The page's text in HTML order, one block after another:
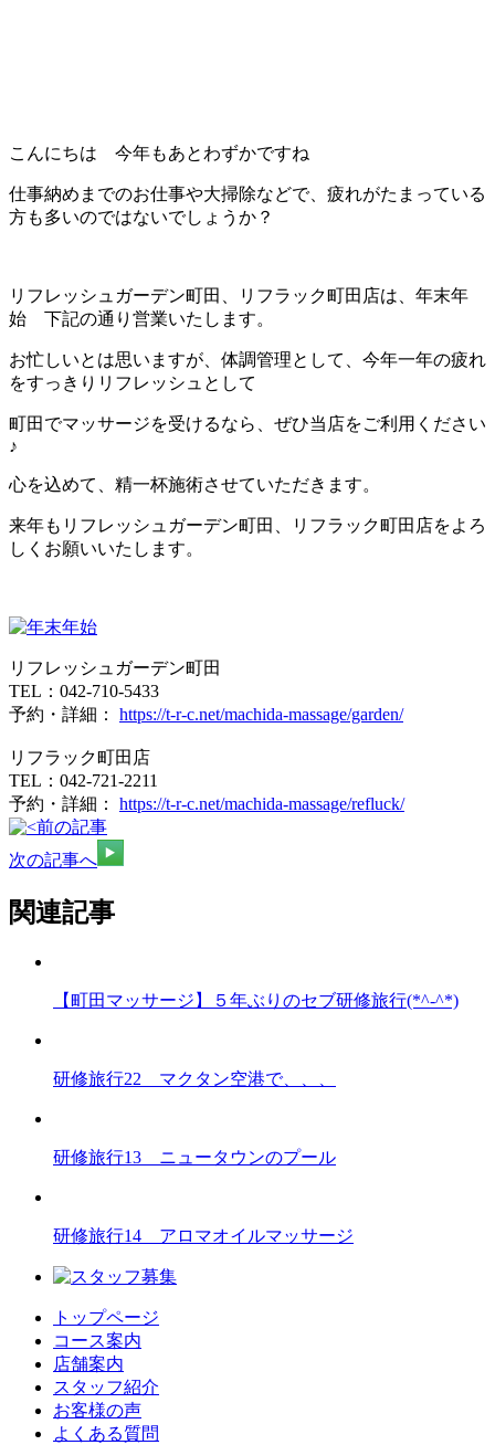
こんにちは 今年もあとわずかですね
仕事納めまでのお仕事や大掃除などで、疲れがたまっている
方も多いのではないでしょうか？
リフレッシュガーデン町田、リフラック町田店は、年末年
始 下記の通り営業いたします。
お忙しいとは思いますが、体調管理として、今年一年の疲れ
をすっきりリフレッシュとして
町田でマッサージを受けるなら、ぜひ当店をご利用ください
♪
心を込めて、精一杯施術させていただきます。
来年もリフレッシュガーデン町田、リフラック町田店をよろ
しくお願いいたします。
リフレッシュガーデン町田
TEL：042-710-5433
予約・詳細： https://t-r-c.net/machida-massage/garden/
リフラック町田店
TEL：042-721-2211
予約・詳細： https://t-r-c.net/machida-massage/refluck/
前の記事
次の記事へ
関連記事
【町田マッサージ】５年ぶりのセブ研修旅行(*^-^*)
研修旅行22 マクタン空港で、、、
研修旅行13 ニュータウンのプール
研修旅行14 アロマオイルマッサージ
トップページ
コース案内
店舗案内
スタッフ紹介
お客様の声
よくある質問